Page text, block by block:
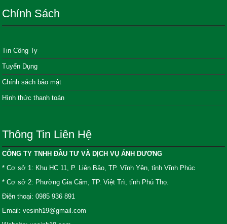
Chính Sách
Tin Công Ty
Tuyển Dụng
Chính sách bảo mật
Hình thức thanh toán
Thông Tin Liên Hệ
CÔNG TY TNHH ĐẦU TƯ VÀ DỊCH VỤ ÁNH DƯƠNG
* Cơ sở 1: Khu HC 11, P. Liên Bảo, TP. Vĩnh Yên, tỉnh Vĩnh Phúc
* Cơ sở 2: Phường Gia Cẩm, TP. Việt Trì, tỉnh Phú Thọ.
Điện thoại: 0985 936 891
Email: vesinh19@gmail.com